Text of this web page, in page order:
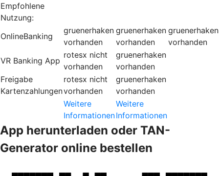
Empfohlene
Nutzung:
OnlineBanking
gruenerhaken
vorhanden
gruenerhaken
vorhanden
gruenerhaken
vorhanden
VR Banking App
rotesx nicht
vorhanden
gruenerhaken
vorhanden
Freigabe
Kartenzahlungen
rotesx nicht
vorhanden
gruenerhaken
vorhanden
Weitere
Informationen
Weitere
Informationen
App herunterladen oder TAN-
Generator online bestellen